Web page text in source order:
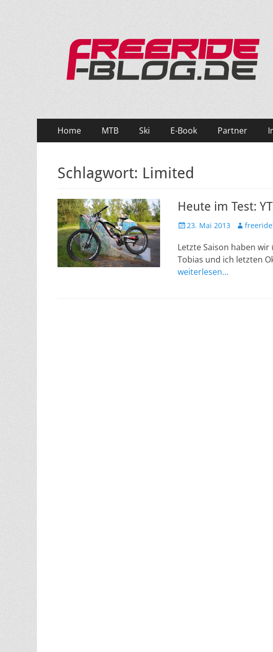
Primäres
Menü
Inhalt
Home MTB Ski E-Book Partner
Schlagwort: Limited
Heute im Test:
Veröffentlicht
23. Mai 2013 Autor
Letzte Saison haben
Tobias und ich letzten
weiterlesen…